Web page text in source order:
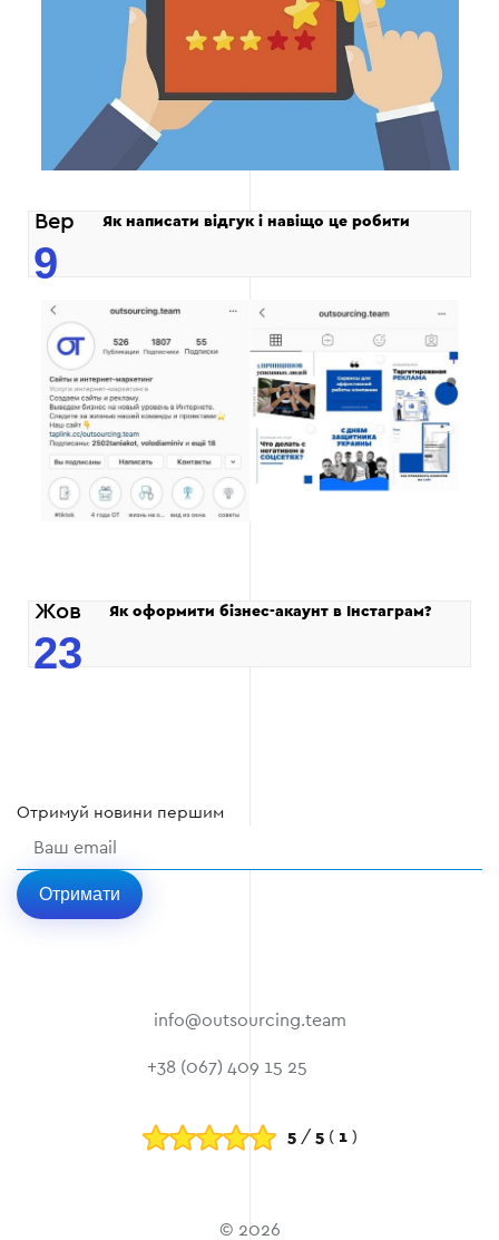
Вер
9
Як написати відгук і навіщо це робити
Жов
23
Як оформити бізнес-акаунт в Інстаграм?
Отримуй новини першим
Отримати
info@outsourcing.team
+38 (067) 409 15 25
5/ 5( 1)
© 2026